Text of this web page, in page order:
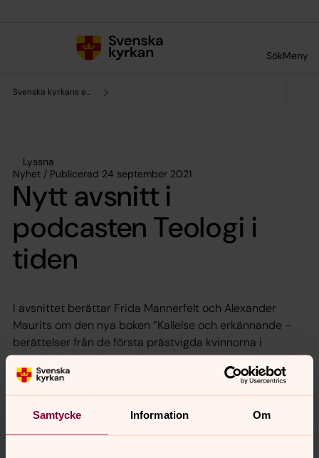
Samtycke Information Om
SökMeny
Svenska kyrkans enhet för forskning och analys
Lyssna
Nyhet / Publicerad 24 september 2021
Nytt avsnitt i
podcasten Teologi i
tiden
I avsnittet berättar Frida Mannerfelt och Alexander
Maurits om den nya boken ”Kallelse och erkännande –
berättelser från de första prästvigda kvinnorna i
Svenska kyrkan”.Lyssna här!
Boken ingår i Svenska kyrkans forskningsserie. Du kan